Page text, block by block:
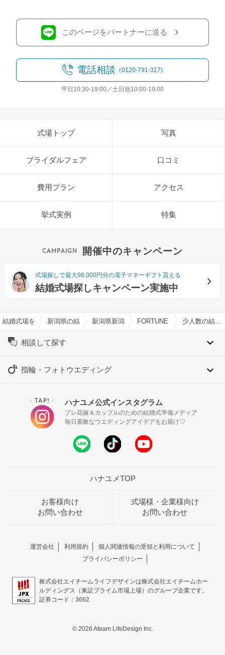
このページをパートナーに送る
電話相談 （0120-791-317)
平日10:30-19:00／土日祝10:00-19:00
式場トップ 写真
ブライダルフェア 口コミ
費用プラン アクセス
挙式実例 特集
開催中のキャンペーン
式場探しで最大98,000円分の電子マネーギフト貰える
結婚式場探しキャンペーン実施中
結婚式場を探すならハナユメ
新潟県の結婚式場一覧新潟県新潟市の結婚式場一覧
FORTUNE IN THE 少人数の結婚式特集
相談して探す
指輪・フォトウエディング
＼ TAP! ／ ハナユメ公式インスタグラム
プレ花嫁＆カップルのための結婚式準備メディア
毎日素敵なウエディングアイデアをお届け♡
ハナユメTOP
お客様向け
お問い合わせ
式場様・企業様向け
お問い合わせ
運営会社 利用規約
個人関連情報の受領と利用について
プライバシーポリシー
株式会社エイチームライフデザインは株式会社エイチームホー
ルディングス（東証プライム市場上場）のグループ企業です。
証券コード：3662
© 2026 Ateam LifeDesign Inc.